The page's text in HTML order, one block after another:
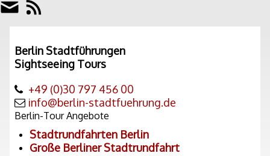
Berlin Stadtführungen
Sightseeing Tours
+49 (0)30 797 456 00
info@berlin-stadtfuehrung.de
Berlin-Tour Angebote
Stadtrundfahrten Berlin
Große Berliner Stadtrundfahrt